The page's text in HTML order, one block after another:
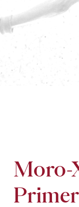
Moro-